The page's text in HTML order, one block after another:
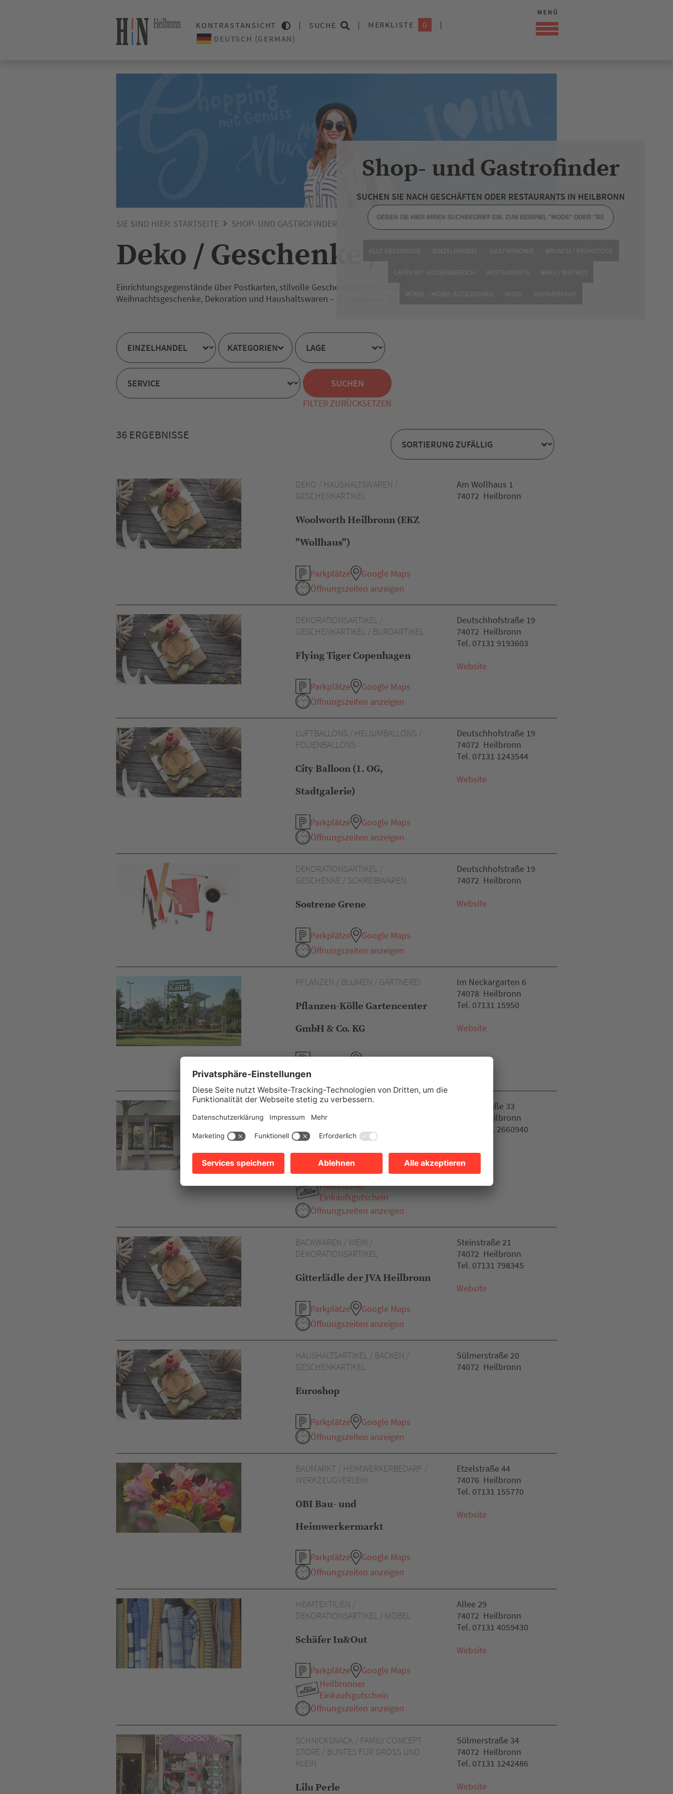
KONTRASTANSICHT SUCHE MERKLISTE 0
Shop- und Gastrofinder
SUCHEN SIE NACH GESCHÄFTEN ODER RESTAURANTS IN HEILBRONN
ALLE ERGEBNISSE EINZELHANDEL GASTRONOMIE BRUNCH / FRÜHSTÜCK
CAFÉS MIT AUSSENBEREICH RESTAURANTS BARS / BISTROS
MÖBEL / MÖBEL-ACCESSOIRES MODE WEINVERKAUF
SIE SIND HIER: STARTSEITE SHOP- UND GASTROFINDER EINZELHANDEL
Deko / Geschenke / Haushalt
Einrichtungsgegenstände über Postkarten, stilvolle Geschenkideen für Männer, Muttertagsgeschenke oder
Weihnachtsgeschenke, Dekoration und Haushaltswaren – In Heilbronn findet sich eine große Auswahl.
KATEGORIEN
FILTER ZURÜCKSETZEN
36 ERGEBNISSE
DEKO / HAUSHALTSWAREN /
GESCHENKARTIKEL
Woolworth Heilbronn (EKZ
"Wollhaus")
Parkplätze
Google Maps
Öffnungszeiten anzeigen
Am Wollhaus 1
74072 Heilbronn
DEKORATIONSARTIKEL /
GESCHENKARTIKEL / BÜROARTIKEL
Flying Tiger Copenhagen
Parkplätze
Google Maps
Öffnungszeiten anzeigen
Deutschhofstraße 19
74072 Heilbronn
Tel. 07131 9193603
Website
LUFTBALLONS / HELIUMBALLONS /
FOLIENBALLONS
City Balloon (1. OG,
Stadtgalerie)
Parkplätze
Google Maps
Öffnungszeiten anzeigen
Deutschhofstraße 19
74072 Heilbronn
Tel. 07131 1243544
Website
DEKORATIONSARTIKEL /
GESCHENKE / SCHREIBWAREN
Sostrene Grene
Parkplätze
Google Maps
Öffnungszeiten anzeigen
Deutschhofstraße 19
74072 Heilbronn
Website
PFLANZEN / BLUMEN / GÄRTNEREI
Pflanzen-Kölle Gartencenter
GmbH & Co. KG
Parkplätze
Google Maps
Öffnungszeiten anzeigen
Im Neckargarten 6
74078 Heilbronn
Tel. 07131 15950
Website
KÜCHENARTIKEL / BACKEN /
GESCHIRR
Tritschler
Parkplätze
Google Maps
Heilbronner
Einkaufsgutschein
Öffnungszeiten anzeigen
Kaiserstraße 33
74072 Heilbronn
Tel. 07131 2660940
Website
BACKWAREN / WEIN /
DEKORATIONSARTIKEL
Gitterlädle der JVA Heilbronn
Parkplätze
Google Maps
Öffnungszeiten anzeigen
Steinstraße 21
74072 Heilbronn
Tel. 07131 798345
Website
HAUSHALTSARTIKEL / BACKEN /
GESCHENKARTIKEL
Euroshop
Parkplätze
Google Maps
Öffnungszeiten anzeigen
Sülmerstraße 20
74072 Heilbronn
BAUMARKT / HEIMWERKERBEDARF /
WERKZEUGVERLEIH
OBI Bau- und
Heimwerkermarkt
Parkplätze
Google Maps
Öffnungszeiten anzeigen
Etzelstraße 44
74076 Heilbronn
Tel. 07131 155770
Website
HEIMTEXTILIEN /
DEKORATIONSARTIKEL / MÖBEL
Schäfer In&Out
Parkplätze
Google Maps
Heilbronner
Einkaufsgutschein
Öffnungszeiten anzeigen
Allee 29
74072 Heilbronn
Tel. 07131 4059430
Website
SCHNICKSNACK / FAMILY CONCEPT
STORE / BUNTES FÜR GROSS UND K
LEIN
Lilu Perle
Sülmerstraße 34
74072 Heilbronn
Tel. 07131 1242486
Website